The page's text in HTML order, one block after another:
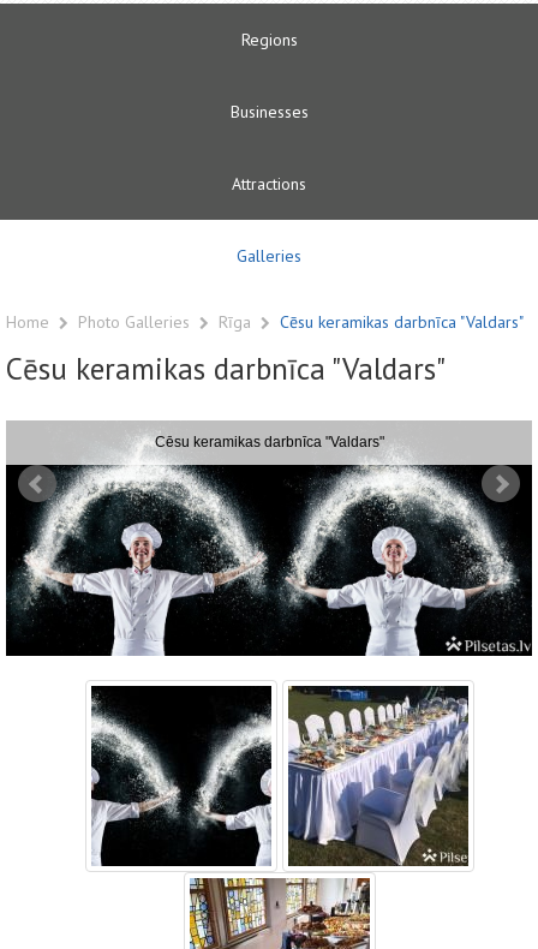
Regions
Businesses
Attractions
Galleries
Home Photo Galleries Rīga Cēsu keramikas darbnīca "Valdars"
Cēsu keramikas darbnīca "Valdars"
Cēsu keramikas darbnīca "Valdars"